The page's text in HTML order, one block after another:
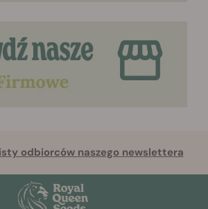
odbiorców naszego newslettera